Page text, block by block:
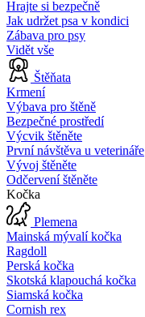
Hrajte si bezpečně
Jak udržet psa v kondici
Zábava pro psy
Vidět vše
Štěňata
Krmení
Výbava pro štěně
Bezpečné prostředí
Výcvik štěněte
První návštěva u veterináře
Vývoj štěněte
Odčervení štěněte
Kočka
Plemena
Mainská mývalí kočka
Ragdoll
Perská kočka
Skotská klapouchá kočka
Siamská kočka
Cornish rex